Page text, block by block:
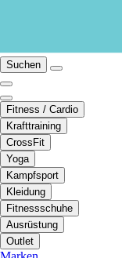
Suchen
Fitness / Cardio
Krafttraining
CrossFit
Yoga
Kampfsport
Kleidung
Fitnessschuhe
Ausrüstung
Outlet